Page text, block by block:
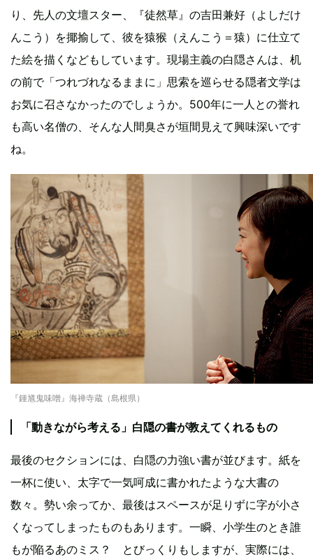
り、先人の文壇スター、『徒然草』の吉田兼好（よしだけ
んこう）を揶揄して、彼を猿猴（えんこう＝猿）に仕立て
た絵を描くなどもしています。現場主義の白隠さんは、机
の前で「つれづれなるままに」思索を巡らせる隠者文学は
お気に召さなかったのでしょうか。500年に一人との誉れ
も高い名僧の、そんな人間臭さが垣間見えて興味深いです
ね。
『鍾馗鬼味噌』海禅寺蔵（島根県）
「動きながら考える」白隠の書が教えてくれるもの
最後のセクションには、白隠の力強い書が並びます。紙を
一杯に使い、太字で一気呵成に書かれたような大書の
数々。勢い余ってか、最後はスペースが足りずに字が小さ
くなってしまったものもあります。一瞬、小学生のとき誰
もが陥るあのミス？ とびっくりもしますが、実際には、